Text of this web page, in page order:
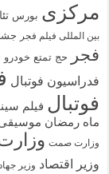
مرکزی بورس
بین المللی فیلم فجر
فجر
حج تمتع خودرو
فدراسیون فوتبال
فوتبال فیلم
ماه رمضان
وزارت صمت
وزیر اقتصاد وزیر